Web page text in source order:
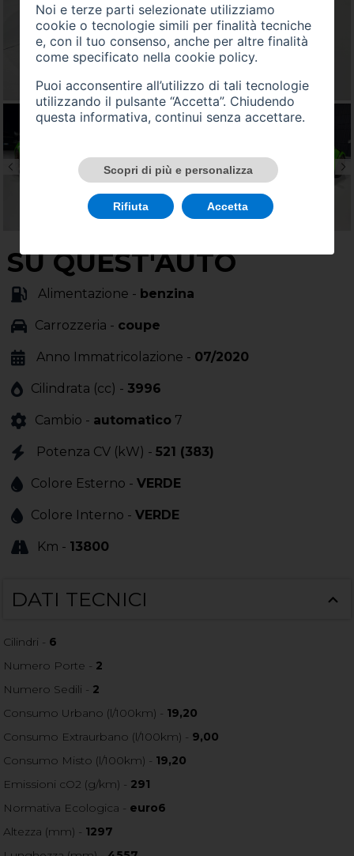
SU QUEST'AUTO
Alimentazione - benzina
Carrozzeria - coupe
Anno Immatricolazione - 07/2020
Cilindrata (cc) - 3996
Cambio - automatico 7
Potenza CV (kW) -521 (383)
Colore Esterno -VERDE
Colore Interno -VERDE
Km - 13800
DATI TECNICI
Cilindri - 6
Numero Porte - 2
Numero Sedili - 2
Consumo Urbano (l/100km) - 19,20
Consumo Extraurbano (l/100km) - 9,00
Consumo Misto (l/100km) - 19,20
Emissioni cO2 (g/km) - 291
Normativa Ecologica - euro6
Altezza (mm) - 1297
Noi e terze parti selezionate utilizziamo
cookie o tecnologie simili per finalità tecniche
e, con il tuo consenso, anche per altre finalità
come specificato nella cookie policy.
Puoi acconsentire all’utilizzo di tali tecnologie
utilizzando il pulsante “Accetta”. Chiudendo
questa informativa, continui senza accettare.
Scopri di più e personalizza
Rifiuta Accetta